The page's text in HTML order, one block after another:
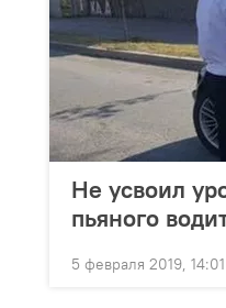
Не усвоил
пьяного
5 февраля 2019, 14:01